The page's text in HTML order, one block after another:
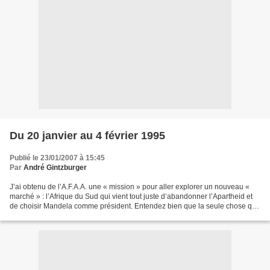
Du 20 janvier au 4 février 1995
Publié le 23/01/2007 à 15:45
Par André Gintzburger
J’ai obtenu de l’A.F.A.A. une « mission » pour aller explorer un nouveau «
marché » : l’Afrique du Sud qui vient tout juste d’abandonner l’Apartheid et
de choisir Mandela comme président. Entendez bien que la seule chose qui